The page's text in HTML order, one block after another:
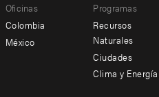
menu
-
Oficinas
Colombia
México
Programas
Recursos
Naturales
Ciudades
Clima y Energía